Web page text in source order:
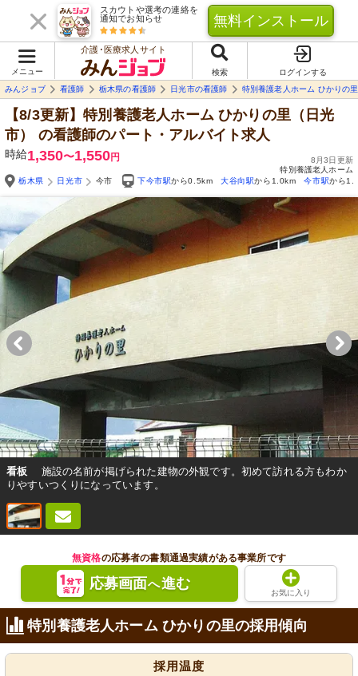
スカウトや選考の連絡を
通知でお知らせ
無料インストール
メニュー
介護･医療求人サイト
検索
ログインする
みんジョブ
看護師 栃木県の看護師 日光市の看護師 特別養護老人ホーム ひかりの里
【8/3更新】特別養護老人ホーム ひかりの里（日光
市）
の看護師のパート・アルバイト求人
時給1,350〜1,550円
8月3日更新
特別養護老人ホーム
栃木県
日光市 今市 下今市駅から0.5km 大谷向駅から1.0km 今市駅から
看板
施設の名前が掲げられた建物の外観です。初めて訪れる方もわか
りやすいつくりになっています。
無資格の応募者の書類通過実績がある事業所です
応募画面へ進む
お気に入り
特別養護老人ホーム ひかりの里の採用傾向
採用温度